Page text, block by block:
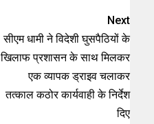
Next
सीएम धामी ने विदेशी घुसपैठियों के
खिलाफ प्रशासन के साथ मिलकर
एक व्यापक ड्राइव चलाकर
तत्काल कठोर कार्यवाही के निर्देश
दिए